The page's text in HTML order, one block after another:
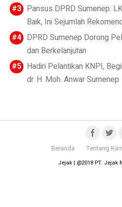
Pansus DPRD Sumenep:
Baik, Ini Sejumlah
DPRD Sumenep Dorong
dan Berkelanjutan
Hadiri Pelantikan KNPI,
dr. H. Moh. Anwar Sumenep
Beranda Tentang
Jejak | @2018 PT. Jejak